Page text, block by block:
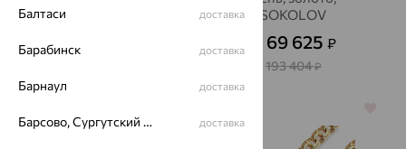
156 812
SOKOLOV
69 625 ₽
193 404₽
Балтаси доставка
Барабинск доставка
Барнаул доставка
Барсово, Сургутский район доставка